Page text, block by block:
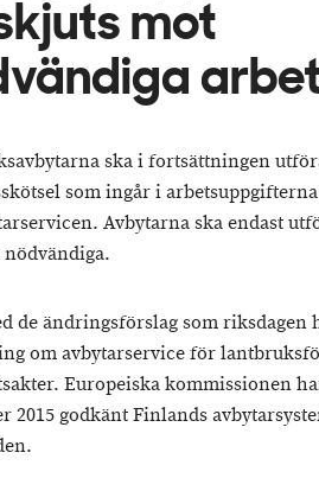
mot
ska i fortsättningen
som ingår i
Avbytarna ska endast
de ändringsförslag som
om avbytarservice för
Europeiska kommissionen
2015 godkänt Finlands